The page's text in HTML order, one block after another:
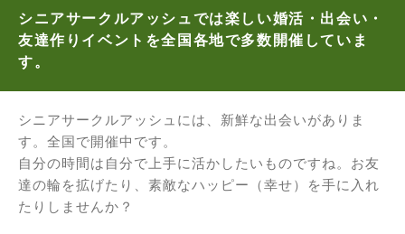
シニアサークルアッシュでは楽しい婚活・出会い・
友達作りイベントを全国各地で多数開催していま
す。
シニアサークルアッシュには、新鮮な出会いがありま
す。全国で開催中です。
自分の時間は自分で上手に活かしたいものですね。お友
達の輪を拡げたり、素敵なハッピー（幸せ）を手に入れ
たりしませんか？